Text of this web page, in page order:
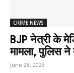
CRIME NEWS
BJP नेत्री के
मामला, पुलिस ने
June 28, 2023